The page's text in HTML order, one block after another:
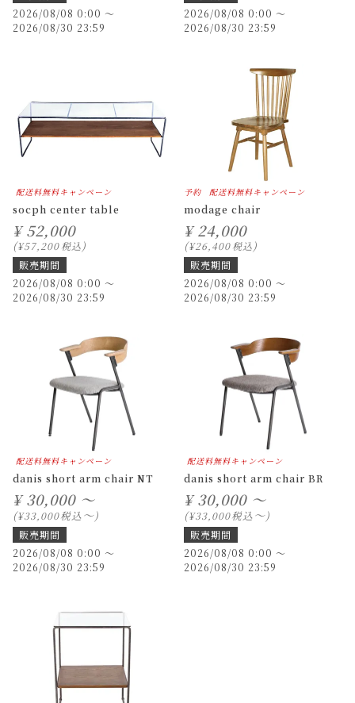
2026/08/08 0:00 〜
2026/08/30 23:59
2026/08/08 0:00 〜
2026/08/30 23:59
配送料無料キャンペーン
socph center table
¥ 52,000
¥57,200税込
販売期間
2026/08/08 0:00 〜
2026/08/30 23:59
予約 配送料無料キャンペーン
modage chair
¥ 24,000
¥26,400税込
販売期間
2026/08/08 0:00 〜
2026/08/30 23:59
配送料無料キャンペーン
danis short arm chair NT
¥ 30,000 ～
¥33,000税込〜
販売期間
2026/08/08 0:00 〜
2026/08/30 23:59
配送料無料キャンペーン
danis short arm chair BR
¥ 30,000 ～
¥33,000税込〜
販売期間
2026/08/08 0:00 〜
2026/08/30 23:59